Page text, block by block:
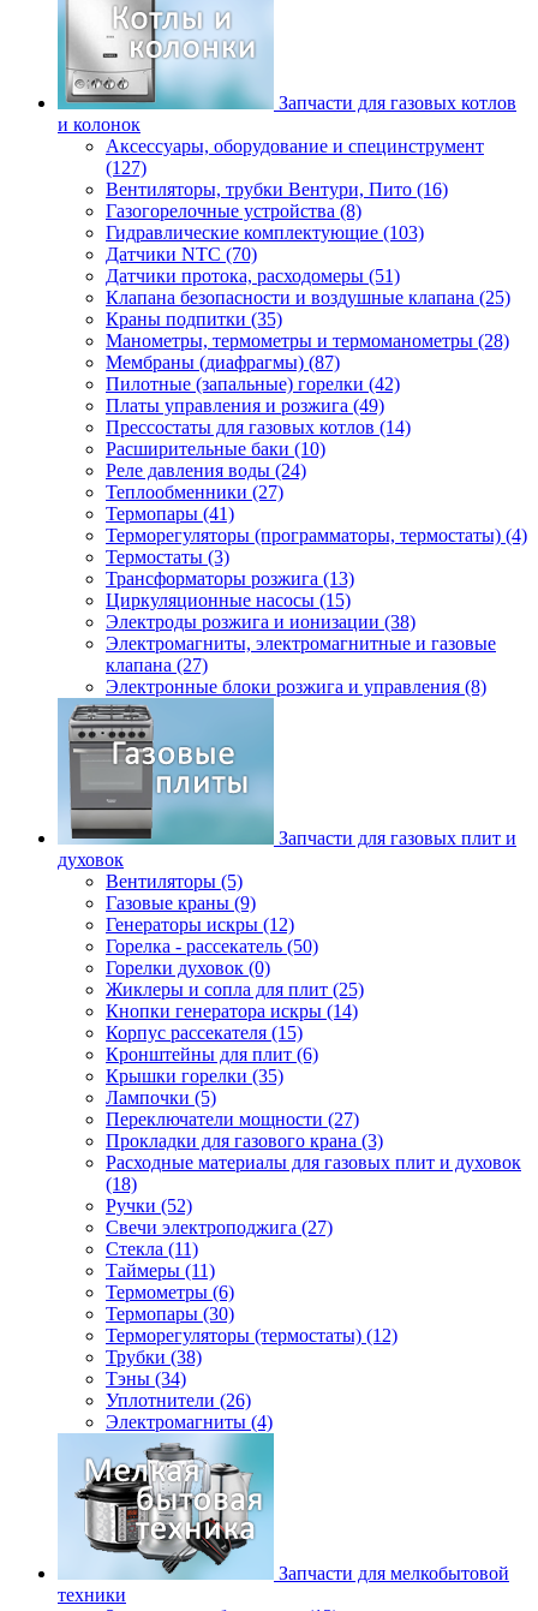
Запчасти для газовых котлов
и колонок
Аксессуары, оборудование и специнструмент
(127)
Вентиляторы, трубки Вентури, Пито (16)
Газогорелочные устройства (8)
Гидравлические комплектующие (103)
Датчики NTC (70)
Датчики протока, расходомеры (51)
Клапана безопасности и воздушные клапана (25)
Краны подпитки (35)
Манометры, термометры и термоманометры (28)
Мембраны (диафрагмы) (87)
Пилотные (запальные) горелки (42)
Платы управления и розжига (49)
Прессостаты для газовых котлов (14)
Расширительные баки (10)
Реле давления воды (24)
Теплообменники (27)
Термопары (41)
Терморегуляторы (программаторы, термостаты) (4)
Термостаты (3)
Трансформаторы розжига (13)
Циркуляционные насосы (15)
Электроды розжига и ионизации (38)
Электромагниты, электромагнитные и газовые
клапана (27)
Электронные блоки розжига и управления (8)
Запчасти для газовых плит и
духовок
Вентиляторы (5)
Газовые краны (9)
Генераторы искры (12)
Горелка - рассекатель (50)
Горелки духовок (0)
Жиклеры и сопла для плит (25)
Кнопки генератора искры (14)
Корпус рассекателя (15)
Кронштейны для плит (6)
Крышки горелки (35)
Лампочки (5)
Переключатели мощности (27)
Прокладки для газового крана (3)
Расходные материалы для газовых плит и духовок
(18)
Ручки (52)
Свечи электроподжига (27)
Стекла (11)
Таймеры (11)
Термометры (6)
Термопары (30)
Терморегуляторы (термостаты) (12)
Трубки (38)
Тэны (34)
Уплотнители (26)
Электромагниты (4)
Запчасти для мелкобытовой
техники